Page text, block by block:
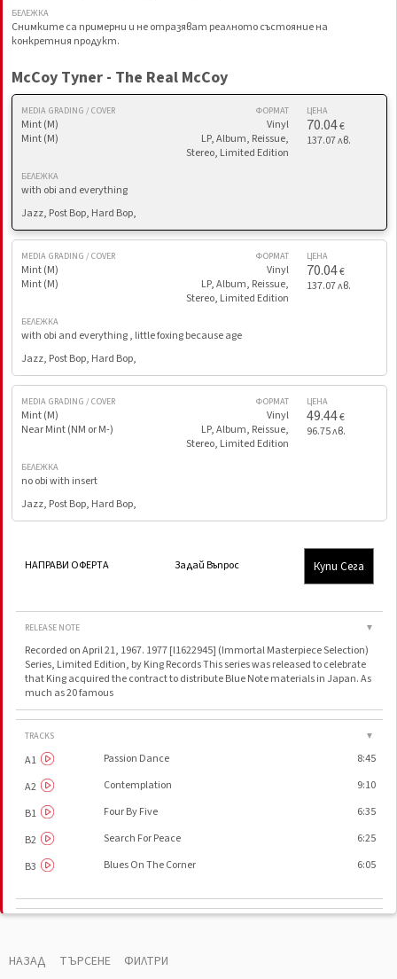
БЕЛЕЖКА
Снимките са примерни и не отразяват реалното състояние на
конкретния продукт.
McCoy Tyner - The Real McCoy
MEDIA GRADING / COVER
Mint (M)
Mint (M)
ФОРМАТ
Vinyl
LP, Album, Reissue,
Stereo, Limited Edition
ЦЕНА
70.04€
137.07 лв.
БЕЛЕЖКА
with obi and everything
Jazz, Post Bop, Hard Bop,
MEDIA GRADING / COVER
Mint (M)
Mint (M)
ФОРМАТ
Vinyl
LP, Album, Reissue,
Stereo, Limited Edition
ЦЕНА
70.04€
137.07 лв.
БЕЛЕЖКА
with obi and everything , little foxing because age
Jazz, Post Bop, Hard Bop,
MEDIA GRADING / COVER
Mint (M)
Near Mint (NM or M-)
ФОРМАТ
Vinyl
LP, Album, Reissue,
Stereo, Limited Edition
ЦЕНА
49.44€
96.75 лв.
БЕЛЕЖКА
no obi with insert
Jazz, Post Bop, Hard Bop,
НАПРАВИ ОФЕРТА Задай Въпрос Купи Сега
RELEASE NOTE ▼
Recorded on April 21, 1967. 1977 [l1622945] (Immortal Masterpiece Selection)
Series, Limited Edition, by King Records This series was released to celebrate
that King acquired the contract to distribute Blue Note materials in Japan. As
much as 20 famous
TRACKS ▼
A1 Passion Dance
8:45
A2
Contemplation
9:10
B1
Four By Five
6:35
B2
Search For Peace
6:25
B3
Blues On The Corner 6:05
Published By
НАЗАД ТЪРСЕНЕ ФИЛТРИ